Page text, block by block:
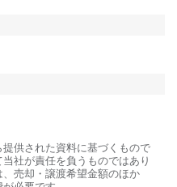
供された資料に基づくもので
社が責任を負うものではあり
売却・譲渡希望金額のほか